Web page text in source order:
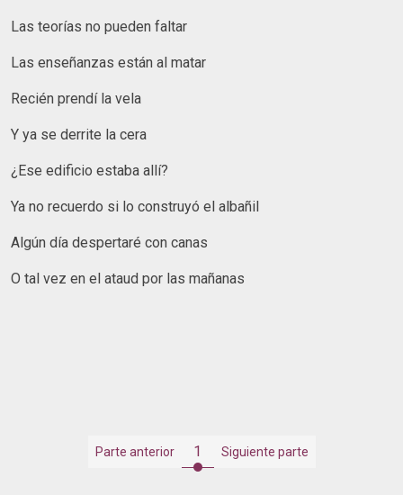
Las teorías no pueden faltar
Las enseñanzas están al matar
Recién prendí la vela
Y ya se derrite la cera
¿Ese edificio estaba allí?
Ya no recuerdo si lo construyó el albañil
Algún día despertaré con canas
O tal vez en el ataud por las mañanas
Parte anterior 1 Siguiente parte